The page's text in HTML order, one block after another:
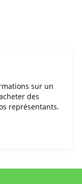
sur un
des
représentants.